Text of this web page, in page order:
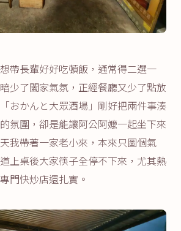
帶長輩好好吃頓飯，通常得二選一
了闔家氣氛，正經餐廳又少了點放
おかんと大眾酒場」剛好把兩件事湊
氛圍，卻是能讓阿公阿嬤一起坐下來
我帶著一家老小來，本來只圖個氣
上桌後大家筷子全停不下來，尤其熱
門快炒店還扎實。